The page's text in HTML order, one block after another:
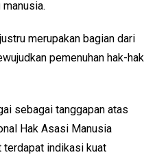
merupakan bagian dari
pemenuhan hak-hak
sebagai tanggapan atas
Hak Asasi Manusia
terdapat indikasi kuat